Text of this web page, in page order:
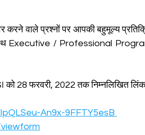
वाले प्रश्नों पर आपकी बहुमूल्य
साथ Executive / Professional
को 28 फरवरी, 2022 तक निम्नलिखित
An9x-9FFTY5esB